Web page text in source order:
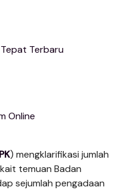
Terbaru
Online
) mengklarifikasi jumlah
temuan Badan
sejumlah pengadaan